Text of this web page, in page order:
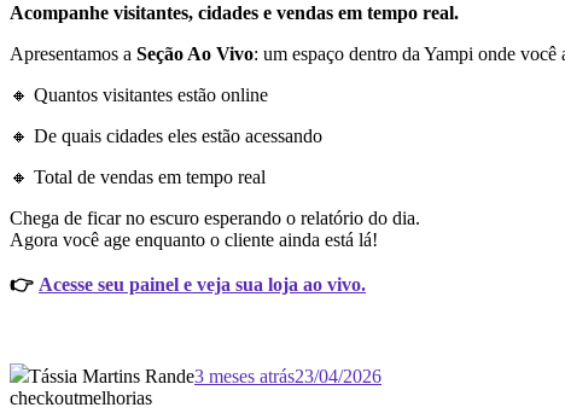
Acompanhe visitantes, cidades e vendas em tempo real.
Apresentamos a Seção Ao Vivo: um espaço dentro da Yampi onde você
🔸 Quantos visitantes estão online
🔸 De quais cidades eles estão acessando
🔸 Total de vendas em tempo real
Chega de ficar no escuro esperando o relatório do dia.
Agora você age enquanto o cliente ainda está lá!
👉 Acesse seu painel e veja sua loja ao vivo.
Tássia Martins Rande3 meses atrás23/04/2026
checkoutmelhorias